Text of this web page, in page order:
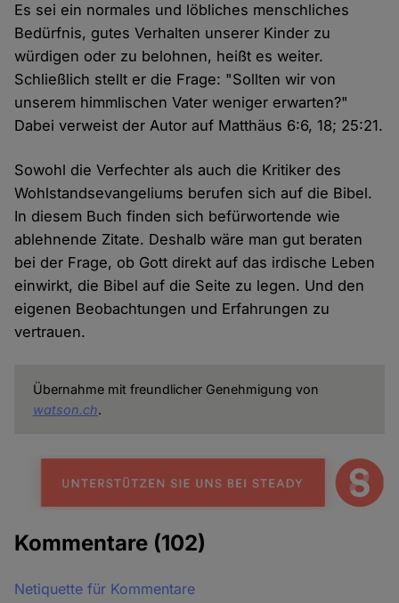
Es sei ein normales und löbliches menschliches
Bedürfnis, gutes Verhalten unserer Kinder zu
würdigen oder zu belohnen, heißt es weiter.
Schließlich stellt er die Frage: "Sollten wir von
unserem himmlischen Vater weniger erwarten?"
Dabei verweist der Autor auf Matthäus 6:6, 18; 25:21.
Sowohl die Verfechter als auch die Kritiker des
Wohlstandsevangeliums berufen sich auf die Bibel.
In diesem Buch finden sich befürwortende wie
ablehnende Zitate. Deshalb wäre man gut beraten
bei der Frage, ob Gott direkt auf das irdische Leben
einwirkt, die Bibel auf die Seite zu legen. Und den
eigenen Beobachtungen und Erfahrungen zu
vertrauen.
Übernahme mit freundlicher Genehmigung von
watson.ch.
Kommentare (102)
Netiquette für Kommentare